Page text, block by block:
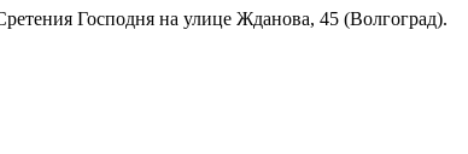
Господня на улице Жданова, 45 (Волгоград).